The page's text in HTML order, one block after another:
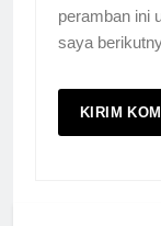
peramban ini
saya